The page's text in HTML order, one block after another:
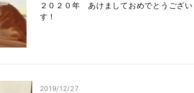
２０２０年 あけましておめでとうござ
す！
2019/12/27